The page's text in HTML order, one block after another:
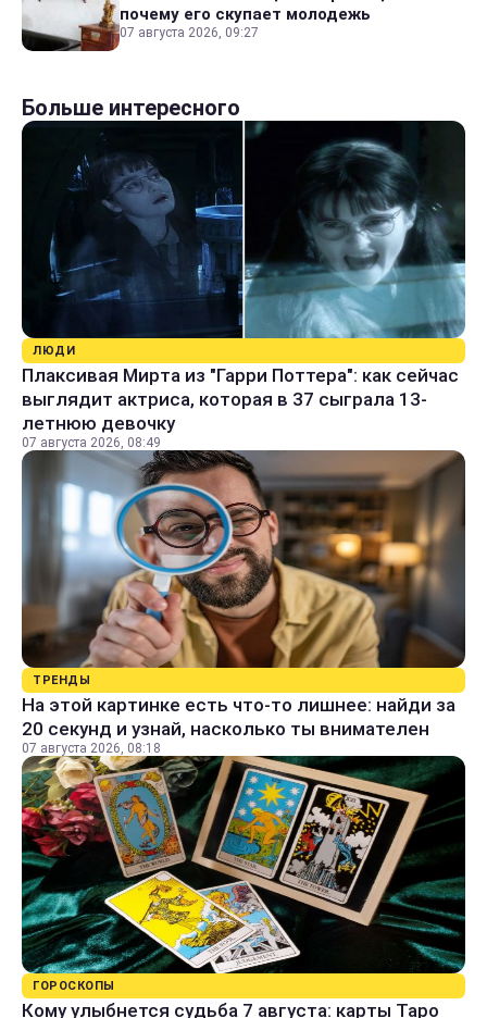
почему его скупает молодежь
07 августа 2026, 09:27
Больше интересного
ЛЮДИ
Плаксивая Мирта из "Гарри Поттера": как сейчас
выглядит актриса, которая в 37 сыграла 13-
летнюю девочку
07 августа 2026, 08:49
ТРЕНДЫ
На этой картинке есть что-то лишнее: найди за
20 секунд и узнай, насколько ты внимателен
07 августа 2026, 08:18
ГОРОСКОПЫ
Кому улыбнется судьба 7 августа: карты Таро